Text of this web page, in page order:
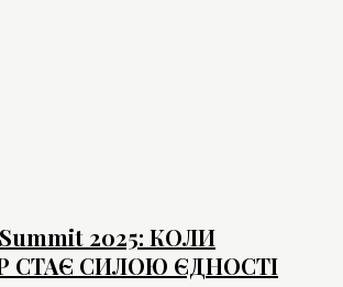
2025: КОЛИ
СТАЄ СИЛОЮ ЄДНОСТІ